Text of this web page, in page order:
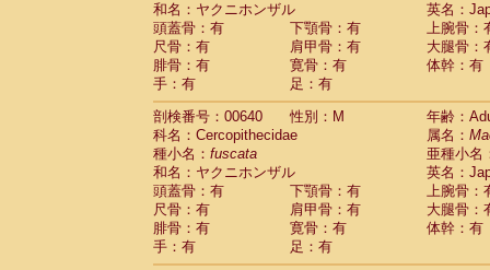
和名：ヤクニホンザル
英名：
頭蓋骨：有
下顎骨：有
上腕骨：
尺骨：有
肩甲骨：有
大腿骨：
腓骨：有
寛骨：有
体幹：有
手：有
足：有
剖検番号：00640
性別：M
年齢：
科名：Cercopithecidae
属名：
種小名： fuscata
亜種小名
和名：ヤクニホンザル
英名：
頭蓋骨：有
下顎骨：有
上腕骨：
尺骨：有
肩甲骨：有
大腿骨：
腓骨：有
寛骨：有
体幹：有
手：有
足：有